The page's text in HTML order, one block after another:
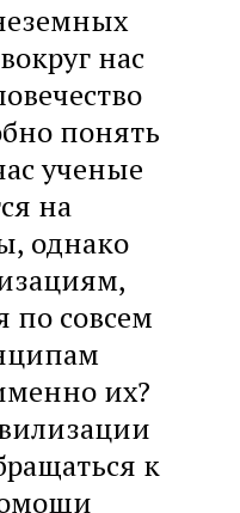
нас
понять
ученые
на
однако
по совсем
их?
к